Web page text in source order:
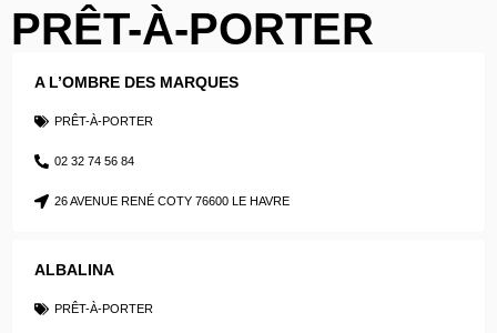
PRÊT-À-PORTER
A L’OMBRE DES MARQUES
PRÊT-À-PORTER
02 32 74 56 84
26 AVENUE RENÉ COTY 76600 LE HAVRE
ALBALINA
PRÊT-À-PORTER